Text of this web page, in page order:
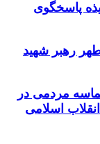
پاسخگوی
رهبر شهید
مردمی در
اسلامی